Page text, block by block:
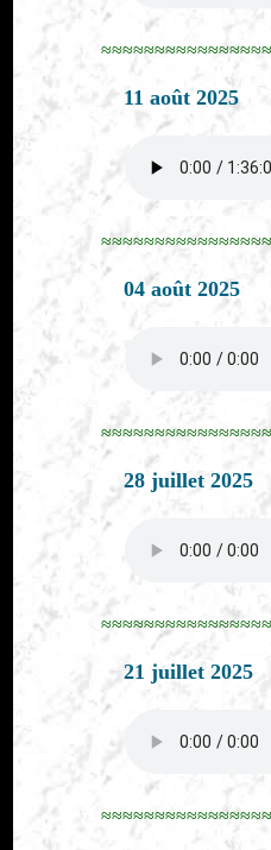
11 août 2025
04 août 2025
28 juillet 2025
21 juillet 2025